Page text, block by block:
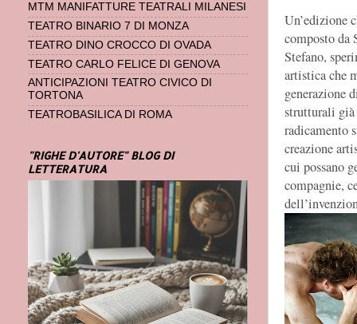
Un’edizione
composto
Stefano,
artistica che
generazione
strutturali
radicamento
creazione
cui possano
compagnie,
MTM MANIFATTURE TEATRALI MILANESI
TEATRO BINARIO 7 DI MONZA
TEATRO DINO CROCCO DI OVADA
TEATRO CARLO FELICE DI GENOVA
ANTICIPAZIONI TEATRO CIVICO DI
TORTONA
TEATROBASILICA DI ROMA
"RIGHE D'AUTORE" BLOG DI
LETTERATURA